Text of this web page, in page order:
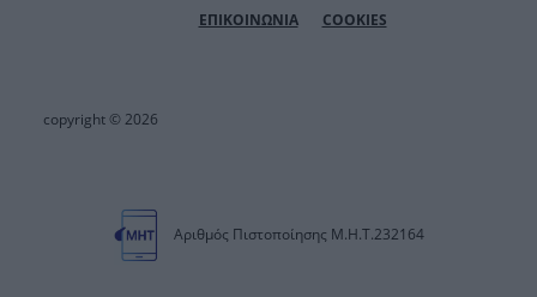
ΕΠΙΚΟΙΝΩΝΙΑ COOKIES
copyright © 2026
Αριθμός Πιστοποίησης Μ.Η.Τ.232164